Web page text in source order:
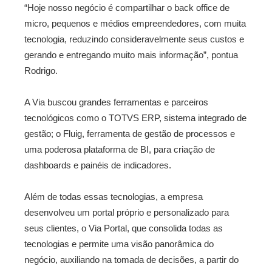
“Hoje nosso negócio é compartilhar o back office de
micro, pequenos e médios empreendedores, com muita
tecnologia, reduzindo consideravelmente seus custos e
gerando e entregando muito mais informação”, pontua
Rodrigo.
A Via buscou grandes ferramentas e parceiros
tecnológicos como o TOTVS ERP, sistema integrado de
gestão; o Fluig, ferramenta de gestão de processos e
uma poderosa plataforma de BI, para criação de
dashboards e painéis de indicadores.
Além de todas essas tecnologias, a empresa
desenvolveu um portal próprio e personalizado para
seus clientes, o Via Portal, que consolida todas as
tecnologias e permite uma visão panorâmica do
negócio, auxiliando na tomada de decisões, a partir do